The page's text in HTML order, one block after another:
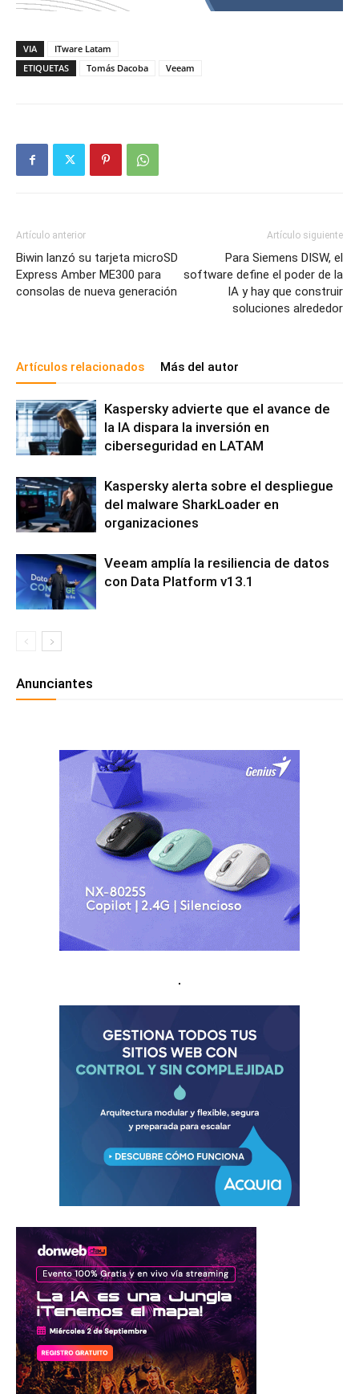
VIA
ITware Latam
ETIQUETAS
Tomás Dacoba Veeam
Artículo anterior
Biwin lanzó su tarjeta microSD
Express Amber ME300 para
consolas de nueva generación
Artículo siguiente
Para Siemens DISW, el
software define el poder de la
IA y hay que construir
soluciones alrededor
Artículos relacionados Más del autor
Kaspersky advierte que el avance de
la IA dispara la inversión en
ciberseguridad en LATAM
Kaspersky alerta sobre el despliegue
del malware SharkLoader en
organizaciones
Veeam amplía la resiliencia de datos
con Data Platform v13.1
Anunciantes